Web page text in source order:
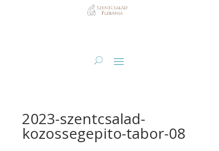
2023-szentcsalad-
kozossegepito-tabor-08